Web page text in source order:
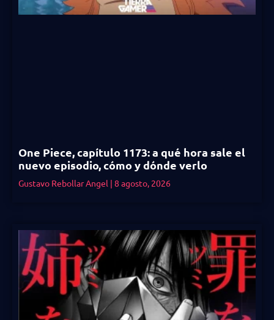
One Piece, capítulo 1173: a qué hora sale el
nuevo episodio, cómo y dónde verlo
Gustavo Rebollar Angel 8 agosto, 2026